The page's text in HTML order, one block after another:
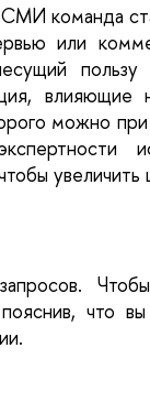
команда
или
можно при
увеличить
что